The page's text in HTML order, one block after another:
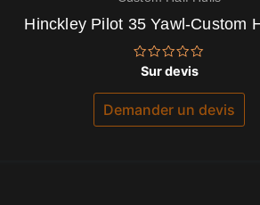
Hinckley Pilot 35 Yawl-Custom
Note
sur
Sur devis
Demander un devis